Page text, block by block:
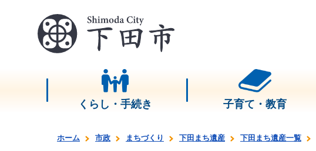
くらし・手続き 子育て・教育
ホーム 市政 まちづくり 下田まち遺産 下田まち遺産一覧